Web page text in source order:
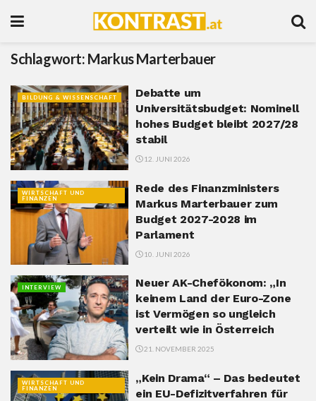
Schlagwort: Markus Marterbauer
BILDUNG & WISSENSCHAFT
Debatte um
Universitätsbudget: Nominell
hohes Budget bleibt 2027/28
stabil
12. JUNI 2026
WIRTSCHAFT UND
FINANZEN
Rede des Finanzministers
Markus Marterbauer zum
Budget 2027-2028 im
Parlament
10. JUNI 2026
INTERVIEW
Neuer AK-Chefökonom: „In
keinem Land der Euro-Zone
ist Vermögen so ungleich
verteilt wie in Österreich
21. NOVEMBER 2025
WIRTSCHAFT UND
FINANZEN
„Kein Drama“ – Das bedeutet
ein EU-Defizitverfahren für